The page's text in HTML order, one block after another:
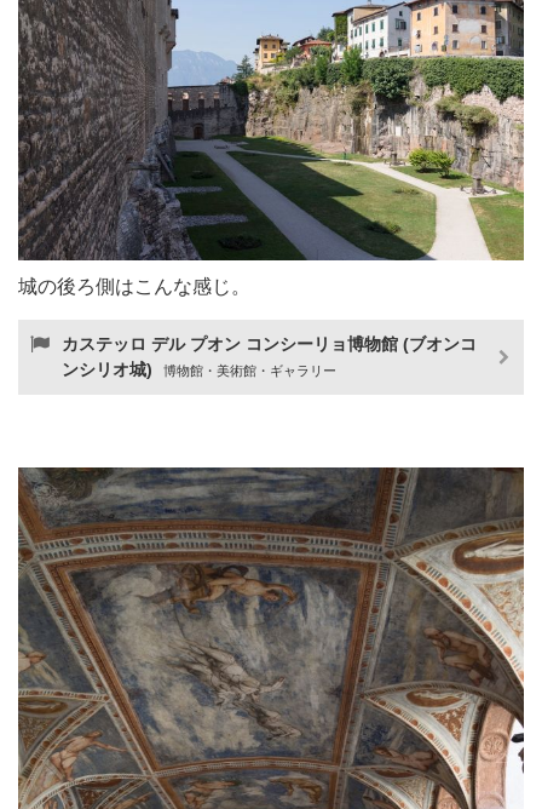
城の後ろ側はこんな感じ。
カステッロ デル プオン コンシーリョ博物館 (ブオンコ
ンシリオ城)
博物館・美術館・ギャラリー